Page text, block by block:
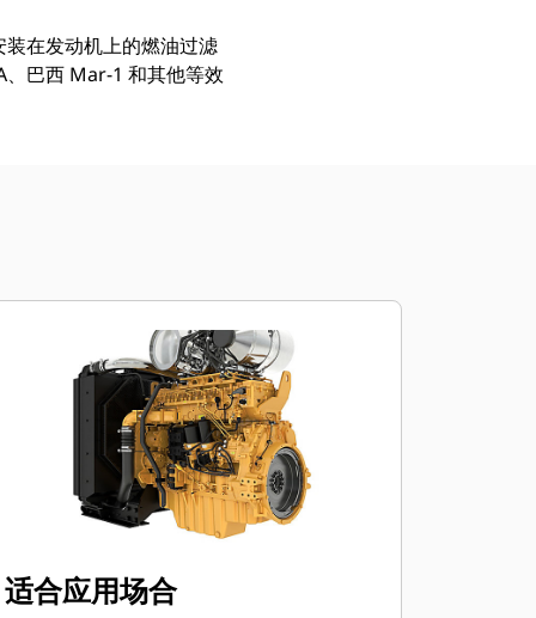
在发动机上的燃油过滤
、巴西 Mar-1 和其他等效
适合应用场合